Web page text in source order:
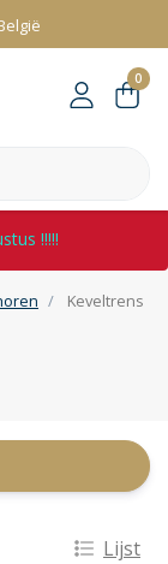
0
!!!!!
Keveltrens
Lijst